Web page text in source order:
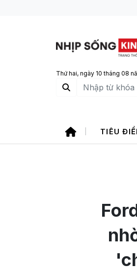
Thứ hai, ngày 10 tháng 08
TIÊU